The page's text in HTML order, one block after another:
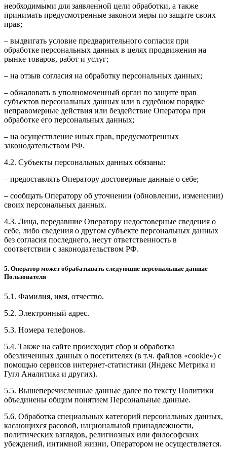
необходимыми для заявленной цели обработки, а также
принимать предусмотренные законом меры по защите своих
прав;
– выдвигать условие предварительного согласия при
обработке персональных данных в целях продвижения на
рынке товаров, работ и услуг;
– на отзыв согласия на обработку персональных данных;
– обжаловать в уполномоченный орган по защите прав
субъектов персональных данных или в судебном порядке
неправомерные действия или бездействие Оператора при
обработке его персональных данных;
– на осуществление иных прав, предусмотренных
законодательством РФ.
4.2. Субъекты персональных данных обязаны:
– предоставлять Оператору достоверные данные о себе;
– сообщать Оператору об уточнении (обновлении, изменении)
своих персональных данных.
4.3. Лица, передавшие Оператору недостоверные сведения о
себе, либо сведения о другом субъекте персональных данных
без согласия последнего, несут ответственность в
соответствии с законодательством РФ.
5. Оператор может обрабатывать следующие персональные данные
Пользователя
5.1. Фамилия, имя, отчество.
5.2. Электронный адрес.
5.3. Номера телефонов.
5.4. Также на сайте происходит сбор и обработка
обезличенных данных о посетителях (в т.ч. файлов «cookie») с
помощью сервисов интернет-статистики (Яндекс Метрика и
Гугл Аналитика и других).
5.5. Вышеперечисленные данные далее по тексту Политики
объединены общим понятием Персональные данные.
5.6. Обработка специальных категорий персональных данных,
касающихся расовой, национальной принадлежности,
политических взглядов, религиозных или философских
убеждений, интимной жизни, Оператором не осуществляется.